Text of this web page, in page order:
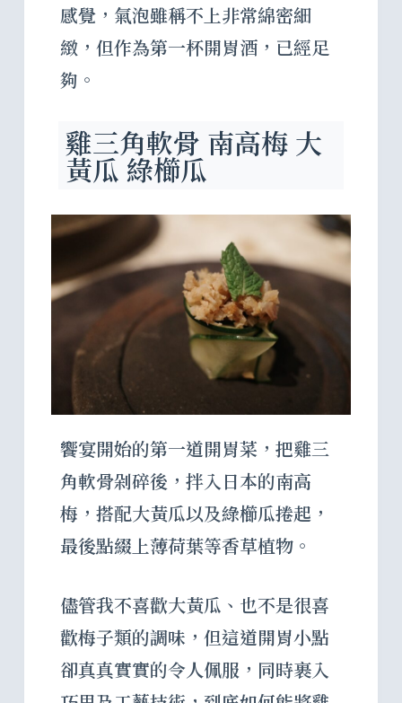
感覺，氣泡雖稱不上非常綿密細
緻，但作為第一杯開胃酒，已經足
夠。
雞三角軟骨 南高梅 大
黃瓜 綠櫛瓜
饗宴開始的第一道開胃菜，把雞三
角軟骨剁碎後，拌入日本的南高
梅，搭配大黃瓜以及綠櫛瓜捲起，
最後點綴上薄荷葉等香草植物。
儘管我不喜歡大黃瓜、也不是很喜
歡梅子類的調味，但這道開胃小點
卻真真實實的令人佩服，同時裹入